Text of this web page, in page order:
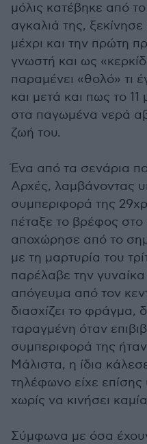
μόλις κατέβηκε από
αγκαλιά της,
μέχρι και την πρώτη
γνωστή και ως
παραμένει «θολό» τι
και μετά και πως το
στα παγωμένα νερά
ζωή του.
Ένα από τα σενάρια
Αρχές, λαμβάνοντας
συμπεριφορά της
πέταξε το βρέφος στο
αποχώρησε από το
με τη μαρτυρία του
παρέλαβε την γυναίκα
απόγευμα από τον
διασχίζει το φράγμα,
ταραγμένη όταν
συμπεριφορά της
Μάλιστα, η ίδια
τηλέφωνο είχε
χωρίς να κινήσει
Σύμφωνα με όσα έχουν